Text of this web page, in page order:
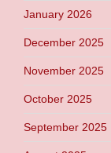
January 2026
December 2025
November 2025
October 2025
September 2025